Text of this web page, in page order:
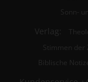
Sonn-
Verlag:
Stimmen der
Biblische